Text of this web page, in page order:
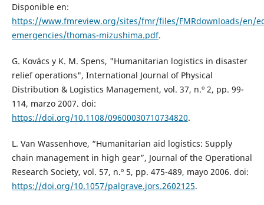
Disponible en:
https://www.fmreview.org/sites/fmr/files/FMRdownloads/en/
emergencies/thomas-mizushima.pdf.
G. Kovács y K. M. Spens, "Humanitarian logistics in disaster
relief operations", International Journal of Physical
Distribution & Logistics Management, vol. 37, n.º 2, pp. 99-
114, marzo 2007. doi:
https://doi.org/10.1108/09600030710734820.
L. Van Wassenhove, “Humanitarian aid logistics: Supply
chain management in high gear”, Journal of the Operational
Research Society, vol. 57, n.º 5, pp. 475-489, mayo 2006. doi:
https://doi.org/10.1057/palgrave.jors.2602125.